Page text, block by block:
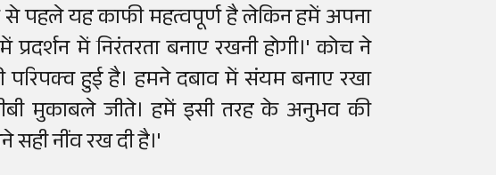
पहले यह काफी महत्वपूर्ण है लेकिन हमें अपना
प्रदर्शन में निरंतरता बनाए रखनी होगी।' कोच ने
हुई है। हमने दबाव में संयम बनाए रखा
मुकाबले जीते। हमें इसी तरह के अनुभव की
सही नींव रख दी है।'